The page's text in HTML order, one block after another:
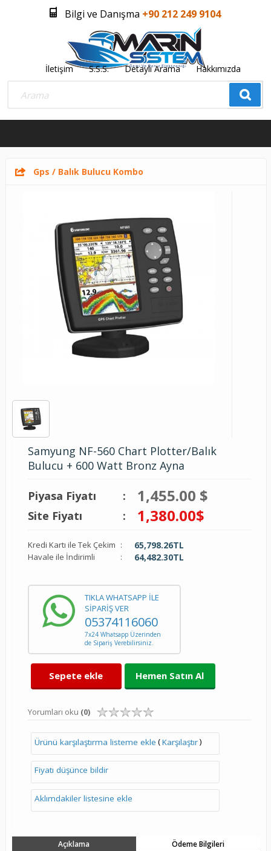
Bilgi ve Danışma +90 212 249 9104
İletişim S.S.S. Detaylı Arama Hakkımızda
Üye Girişi Üye Olmak İstiyorum
Gps / Balık Bulucu Kombo
Samyung NF-560 Chart Plotter/Balık
Bulucu + 600 Watt Bronz Ayna
Piyasa Fiyatı : 1,455.00 $
Site Fiyatı : 1,380.00$
Kredi Kartı ile Tek Çekim : 65,798.26TL
Havale ile İndirimli : 64,482.30TL
TIKLA WHATSAPP İLE
SİPARİŞ VER
05374116060
7x24 Whatsapp Üzerinden
de Sipariş Verebilirsiniz.
Sepete ekle Hemen Satın Al
Yorumları oku (0)
Ürünü karşılaştırma listeme ekle (Karşılaştır)
Fiyatı düşünce bildir
Aklımdakiler listesine ekle
Açıklama
Ödeme Bilgileri